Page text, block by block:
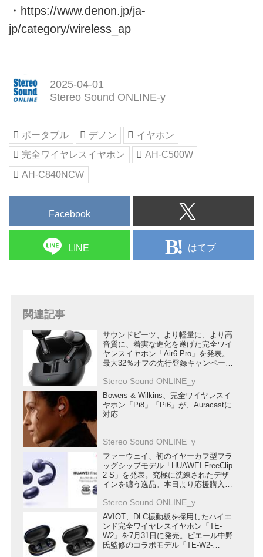
・ https://www.denon.jp/ja-
jp/category/wireless_ap
2025-04-01
Stereo Sound ONLINE-y
ポータブル デノン
イヤホン
完全ワイヤレスイヤホン
AH-C500W
AH-C840NCW
Facebook
LINE はてブ
関連記事
サウンドピーツ、より軽量に、より高
音質に、着実な進化を遂げた完全ワイ
ヤレスイヤホン「Air6 Pro」を発表。
最大32％オフの先行登録キャンペーン
Stereo Sound ONLINE_y
Bowers & Wilkins、完全ワイヤレスイ
ヤホン「Pi8」「Pi6」が、Auracastに
対応
Stereo Sound ONLINE_y
ファーウェイ、初のイヤーカフ型フラ
ッグシップモデル「HUAWEI FreeClip
2 S」を発表。究極に洗練されたデザ
インを纏う逸品。本日より応援購入受
Stereo Sound ONLINE_y
AVIOT、DLC振動板を採用したハイエ
ンド完全ワイヤレスイヤホン「TE-
W2」を7月31日に発売。ピエール中野
氏監修のコラボモデル「TE-W2-